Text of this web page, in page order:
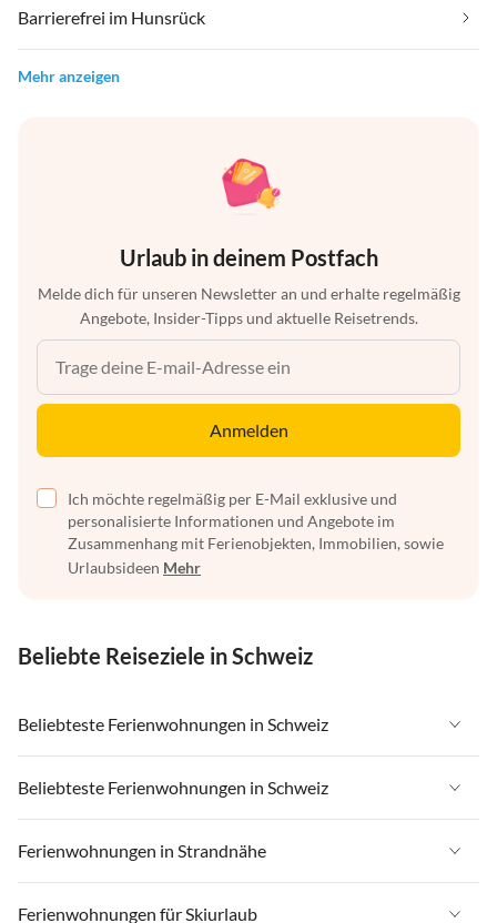
Barrierefrei im Hunsrück
Mehr anzeigen
Urlaub in deinem Postfach
Melde dich für unseren Newsletter an und erhalte regelmäßig
Angebote, Insider-Tipps und aktuelle Reisetrends.
Anmelden
Ich möchte regelmäßig per E-Mail exklusive und
personalisierte Informationen und Angebote im
Zusammenhang mit Ferienobjekten, Immobilien, sowie
Urlaubsideen Mehr
Beliebte Reiseziele in Schweiz
Beliebteste Ferienwohnungen in Schweiz
Ferienwohnungen in Schweiz
Ferienwohnungen in Wallis
Ferienwohnungen in Saas-Fee / Saastal
Beliebteste Ferienwohnungen in Schweiz
Ferienwohnungen in Schweiz
Ferienwohnungen in Wallis
Ferienwohnungen in Strandnähe
Ferienwohnungen in Strandnähe in Schweiz
Ferienwohnungen für Skiurlaub